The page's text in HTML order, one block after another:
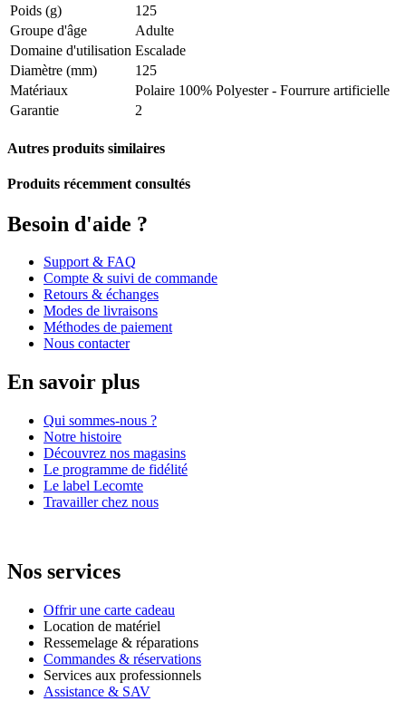
Poids (g)
125
Groupe d'âge
Adulte
Domaine d'utilisation Escalade
Diamètre (mm)
125
Matériaux
Polaire 100% Polyester - Fourrure artificielle
Garantie
2
Autres produits similaires
Produits récemment consultés
Besoin d'aide ?
Support & FAQ
Compte & suivi de commande
Retours & échanges
Modes de livraisons
Méthodes de paiement
Nous contacter
En savoir plus
Qui sommes-nous ?
Notre histoire
Découvrez nos magasins
Le programme de fidélité
Le label Lecomte
Travailler chez nous
Nos services
Offrir une carte cadeau
Location de matériel
Ressemelage & réparations
Commandes & réservations
Services aux professionnels
Assistance & SAV